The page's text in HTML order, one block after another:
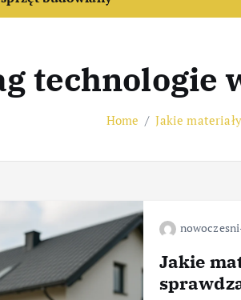
technologie
Home Jakie
Jakie